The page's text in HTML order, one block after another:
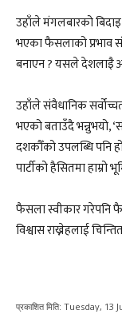
उहाँले मंगलबारको
भएका फैसलाको प्रभाव
बनाएन ? यसले देशलाइै
उहाँले संवैधानिक
भएको बताउँदै भन्नुभयो,
दशकौँको उपलब्धि पनि
पार्टीको हैसितमा
फैसला स्वीकार गरेपनि
विश्वास राख्नेहलाई
प्रकाशित मिति: Tuesday, 13